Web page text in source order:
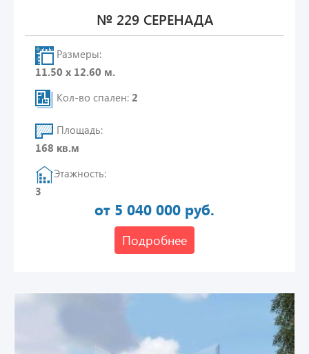
№ 229 СЕРЕНАДА
Размеры:
11.50 х 12.60 м.
Кол-во спален: 2
Площадь:
168 кв.м
Этажность:
3
от 5 040 000 руб.
Подробнее